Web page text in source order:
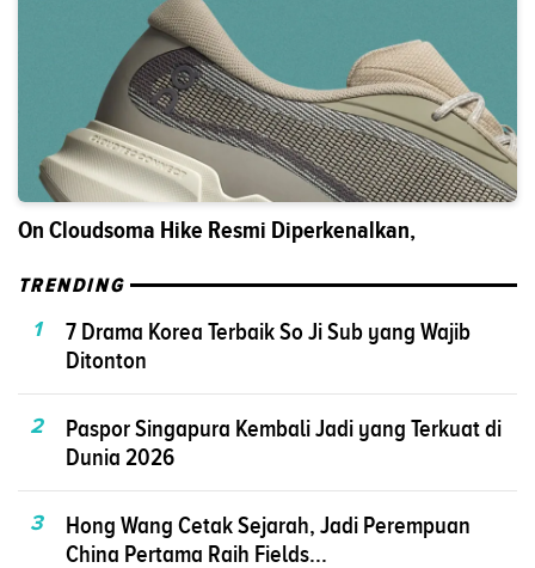
On Cloudsoma Hike Resmi Diperkenalkan,
TRENDING
1
7 Drama Korea Terbaik So Ji Sub yang Wajib
Ditonton
2
Paspor Singapura Kembali Jadi yang Terkuat di
Dunia 2026
3
Hong Wang Cetak Sejarah, Jadi Perempuan
China Pertama Raih Fields...